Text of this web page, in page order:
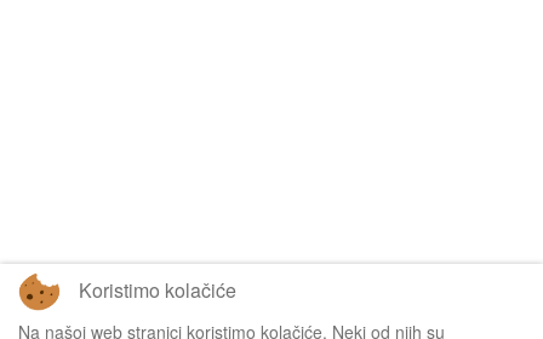
Tablice omogućujeSofascore
Koristimo kolačiće
Na našoj web stranici koristimo kolačiće. Neki od njih su